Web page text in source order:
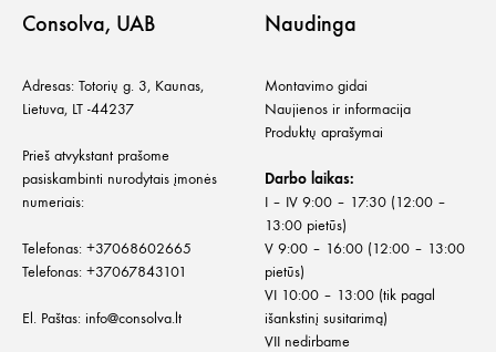
Consolva, UAB
Adresas: Totorių g. 3, Kaunas,
Lietuva, LT -44237
Prieš atvykstant prašome
pasiskambinti nurodytais įmonės
numeriais:
Telefonas: +37068602665
Telefonas: +37067843101
El. Paštas: info@consolva.lt
Naudinga
Montavimo gidai
Naujienos ir informacija
Produktų aprašymai
Darbo laikas:
I – IV 9:00 – 17:30 (12:00 –
13:00 pietūs)
V 9:00 – 16:00 (12:00 – 13:00
pietūs)
VI 10:00 – 13:00 (tik pagal
išankstinį susitarimą)
VII nedirbame